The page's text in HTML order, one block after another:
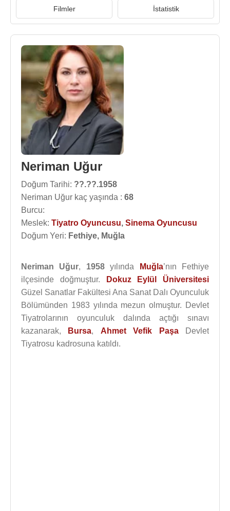
Filmler İstatistik
Neriman Uğur
Doğum Tarihi: ??.??.1958
Neriman Uğur kaç yaşında : 68
Burcu:
Meslek: Tiyatro Oyuncusu, Sinema Oyuncusu
Doğum Yeri: Fethiye, Muğla
Neriman Uğur, 1958yılında Muğla’nın Fethiye
ilçesinde doğmuştur.
Dokuz Eylül Üniversitesi
Güzel Sanatlar Fakültesi Ana Sanat Dalı Oyunculuk
Bölümünden 1983 yılında mezun olmuştur. Devlet
Tiyatrolarının oyunculuk dalında açtığı sınavı
kazanarak,
Bursa, Ahmet Vefik PaşaDevlet
Tiyatrosu kadrosuna katıldı.